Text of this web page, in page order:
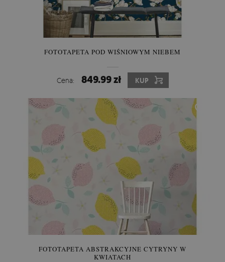
FOTOTAPETA POD WIŚNIOWYM NIEBEM
Cena: 849.99 zł KUP
FOTOTAPETA ABSTRAKCYJNE CYTRYNY W
KWIATACH